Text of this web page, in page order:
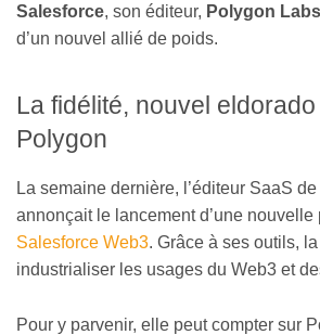
Salesforce, son éditeur, Polygon Labs
d’un nouvel allié de poids.
La fidélité, nouvel
Polygon
La semaine dernière, l’éditeur SaaS
annonçait le lancement d’une nouvelle
Salesforce Web3. Grâce à ses outils,
industrialiser les usages du Web3 et
Pour y parvenir, elle peut compter sur